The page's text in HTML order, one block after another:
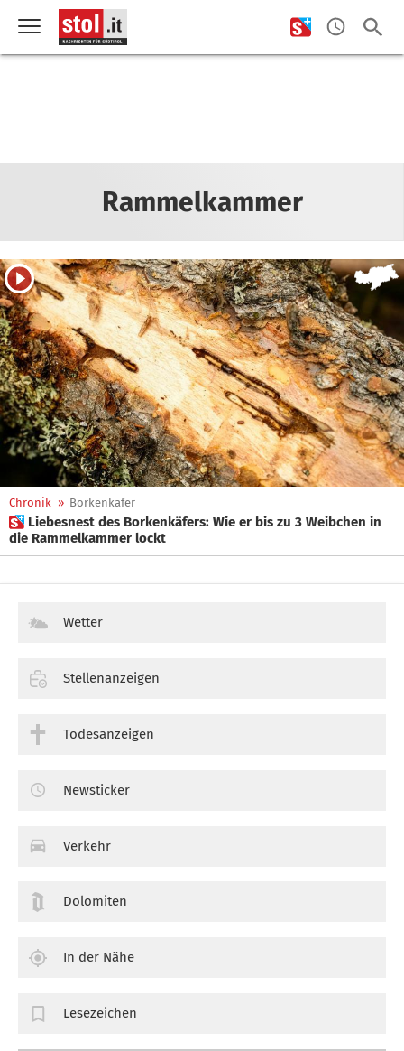
Rammelkammer
Chronik » Borkenkäfer
 Liebesnest des Borkenkäfers: Wie er bis zu 3 Weibchen in
die Rammelkammer lockt
Wetter
Stellenanzeigen
Todesanzeigen
Newsticker
Verkehr
Dolomiten
In der Nähe
Lesezeichen